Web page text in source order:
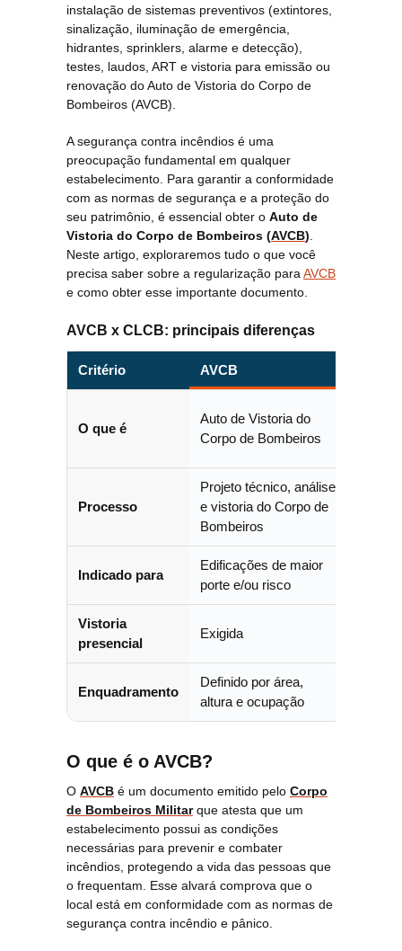
instalação de sistemas preventivos (extintores,
sinalização, iluminação de emergência,
hidrantes, sprinklers, alarme e detecção),
testes, laudos, ART e vistoria para emissão ou
renovação do Auto de Vistoria do Corpo de
Bombeiros (AVCB).
A segurança contra incêndios é uma
preocupação fundamental em qualquer
estabelecimento. Para garantir a conformidade
com as normas de segurança e a proteção do
seu patrimônio, é essencial obter o Auto de
Vistoria do Corpo de Bombeiros (AVCB).
Neste artigo, exploraremos tudo o que você
precisa saber sobre a regularização paraAVCB
e como obter esse importante documento.
AVCB x CLCB: principais diferenças
Critério AVCB
O que é
Auto de Vistoria do
Corpo de Bombeiros
Processo
Projeto técnico, análise
e vistoria do Corpo de
Bombeiros
Indicado para
Edificações de maior
porte e/ou risco
Vistoria
presencial
Exigida
Enquadramento
Definido por área,
altura e ocupação
O que é o AVCB?
O AVCB é um documento emitido pelo Corpo
de Bombeiros Militarque atesta que um
estabelecimento possui as condições
necessárias para prevenir e combater
incêndios, protegendo a vida das pessoas que
o frequentam. Esse alvará comprova que o
local está em conformidade com as normas de
segurança contra incêndio e pânico.